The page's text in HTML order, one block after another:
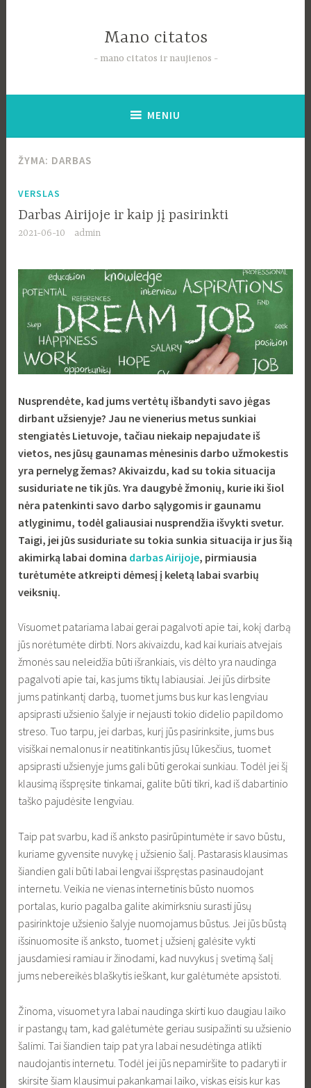
Mano citatos
mano citatos ir naujienos
MENIU
ŽYMA: DARBAS
VERSLAS
Darbas Airijoje ir kaip jį pasirinkti
2021-06-10 admin
Nusprendėte, kad jums vertėtų išbandyti savo jėgas
dirbant užsienyje? Jau ne vienerius metus sunkiai
stengiatės Lietuvoje, tačiau niekaip nepajudate iš
vietos, nes jūsų gaunamas mėnesinis darbo užmokestis
yra pernelyg žemas? Akivaizdu, kad su tokia situacija
susiduriate ne tik jūs. Yra daugybė žmonių, kurie iki šiol
nėra patenkinti savo darbo sąlygomis ir gaunamu
atlyginimu, todėl galiausiai nusprendžia išvykti svetur.
Taigi, jei jūs susiduriate su tokia sunkia situacija ir jus šią
akimirką labai domina darbas Airijoje, pirmiausia
turėtumėte atkreipti dėmesį į keletą labai svarbių
veiksnių.
Visuomet patariama labai gerai pagalvoti apie tai, kokį darbą
jūs norėtumėte dirbti. Nors akivaizdu, kad kai kuriais atvejais
žmonės sau neleidžia būti išrankiais, vis dėlto yra naudinga
pagalvoti apie tai, kas jums tiktų labiausiai. Jei jūs dirbsite
jums patinkantį darbą, tuomet jums bus kur kas lengviau
apsiprasti užsienio šalyje ir nejausti tokio didelio papildomo
streso. Tuo tarpu, jei darbas, kurį jūs pasirinksite, jums bus
visiškai nemalonus ir neatitinkantis jūsų lūkesčius, tuomet
apsiprasti užsienyje jums gali būti gerokai sunkiau. Todėl jei šį
klausimą išspręsite tinkamai, galite būti tikri, kad iš dabartinio
taško pajudėsite lengviau.
Taip pat svarbu, kad iš anksto pasirūpintumėte ir savo būstu,
kuriame gyvensite nuvykę į užsienio šalį. Pastarasis klausimas
šiandien gali būti labai lengvai išspręstas pasinaudojant
internetu. Veikia ne vienas internetinis būsto nuomos
portalas, kurio pagalba galite akimirksniu surasti jūsų
pasirinktoje užsienio šalyje nuomojamus būstus. Jei jūs būstą
išsinuomosite iš anksto, tuomet į užsienį galėsite vykti
jausdamiesi ramiau ir žinodami, kad nuvykus į svetimą šalį
jums nebereikės blaškytis ieškant, kur galėtumėte apsistoti.
Žinoma, visuomet yra labai naudinga skirti kuo daugiau laiko
ir pastangų tam, kad galėtumėte geriau susipažinti su užsienio
šalimi. Tai šiandien taip pat yra labai nesudėtinga atlikti
naudojantis internetu. Todėl jei jūs nepamiršite to padaryti ir
skirsite šiam klausimui pakankamai laiko, viskas eisis kur kas